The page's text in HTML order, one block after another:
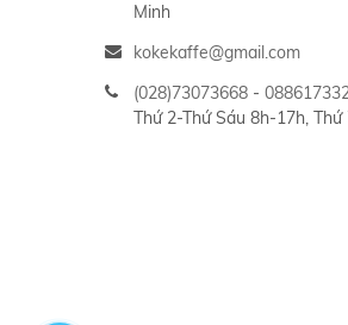
Minh
kokekaffe@gmail.com
(028)73073668 -
Thứ 2-Thứ Sáu 8h-17h,